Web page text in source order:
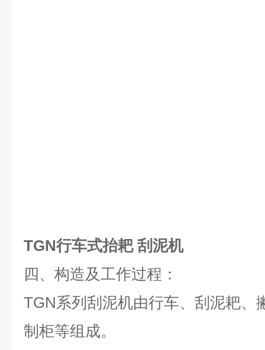
TGN行车式抬耙 刮泥机
四、 构造及工作过程：
TGN系列刮泥机由行车、刮泥耙、
制柜等组成。